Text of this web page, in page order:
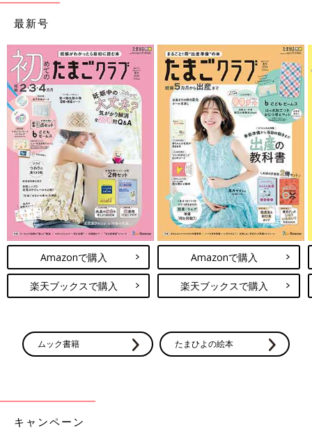
最新号
Amazonで購入
楽天ブックスで購入
Amazonで購入
楽天ブックスで購入
ムック書籍 たまひよの絵本
キャンペーン